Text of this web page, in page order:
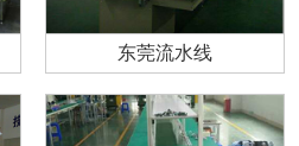
东莞流水线